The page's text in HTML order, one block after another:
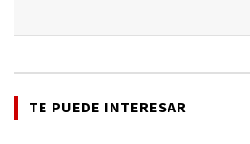
TE PUEDE INTERESAR